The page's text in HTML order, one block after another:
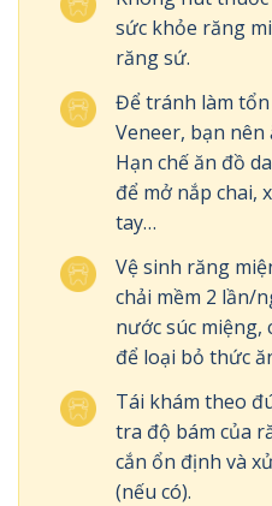
sức khỏe răng
răng sứ.
Để tránh làm
Veneer, bạn nên
Hạn chế ăn đồ
để mở nắp chai,
tay…
Vệ sinh răng
chải mềm 2 lần/
nước súc miệng,
để loại bỏ thức
Tái khám theo
tra độ bám của
cắn ổn định và
(nếu có).